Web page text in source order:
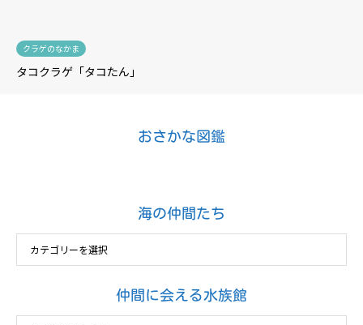
クラゲのなかま
タコクラゲ「タコたん」
おさかな図鑑
海の仲間たち
仲間に会える水族館